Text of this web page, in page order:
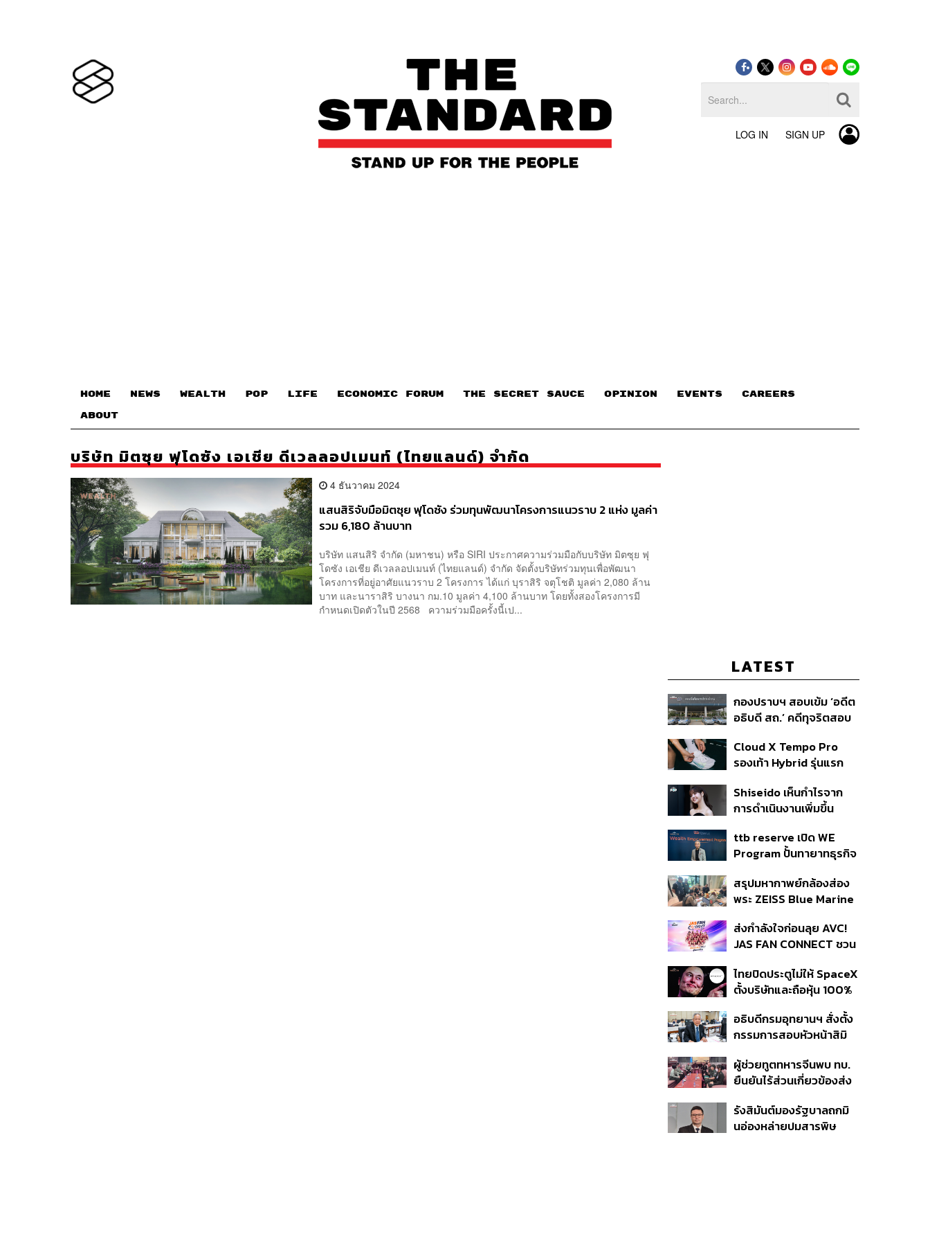
LOG IN SIGN UP
HOME NEWS WEALTH POP LIFE ECONOMIC FORUM THE SECRET SAUCE​ OPINION EVENTS CAREERS
ABOUT
บริษัท มิตซุย ฟุโดซัง เอเชีย ดีเวลลอปเมนท์ (ไทยแลนด์) จำกัด
4 ธันวาคม 2024
แสนสิริจับมือมิตซุย ฟุโดซัง ร่วมทุนพัฒนาโครงการแนวราบ 2 แห่ง มูลค่า
รวม 6,180 ล้านบาท
บริษัท แสนสิริ จำกัด (มหาชน) หรือ SIRI ประกาศความร่วมมือกับบริษัท มิตซุย ฟุ
โดซัง เอเชีย ดีเวลลอปเมนท์ (ไทยแลนด์) จำกัด จัดตั้งบริษัทร่วมทุนเพื่อพัฒนา
โครงการที่อยู่อาศัยแนวราบ 2 โครงการ ได้แก่ บุราสิริ จตุโชติ มูลค่า 2,080 ล้าน
บาท และนาราสิริ บางนา กม.10 มูลค่า 4,100 ล้านบาท โดยทั้งสองโครงการมี
กำหนดเปิดตัวในปี 2568 ความร่วมมือครั้งนี้เป...
LATEST
กองปราบฯ สอบเข้ม ‘อดีต
อธิบดี สถ.’ คดีทุจริตสอบ
จ่อชง ป.ป.ช. 12 ส.ค. นี้
Cloud X Tempo Pro
รองเท้า Hybrid รุ่นแรก
Shiseido เห็นกำไรจาก
การดำเนินงานเพิ่มขึ้น
ปี 2026
ttb reserve เปิด WE
Program ปั้นทายาทธุรกิจ
ตั้งเป้าขยายฐานลูกค้าแตะ
11,000 ราย ดัน AUM
ปีข้างหน้า
สรุปมหากาพย์กล้องส่อง
พระ ZEISS Blue Marine
สู่ข้อพิพาท ‘มาเวลล์ฯ’
ฟ้อง ‘โทน บางแค’ ผิดนัด
ส่งกำลังใจก่อนลุย AVC!
JAS FAN CONNECT ชวน
สาวทีมชาติไทย 15 ส.ค.นี้
ไทยปิดประตูไม่ให้ SpaceX
ตั้งบริษัทและถือหุ้น 100%
ต่ำเป็นเรื่องอธิปไตย ไม่
ยอมแลกในโต๊ะเจรจาการ
อธิบดีกรมอุทยานฯ สั่งตั้ง
กรรมการสอบหัวหน้าสิมิ
แรม ทั้งที่ประกาศห้ามค้าง
คืนตั้งแต่ปี 61
ผู้ช่วยทูตทหารจีนพบ ทบ.
ยืนยันไร้ส่วนเกี่ยวข้องส่ง
ชายแดน ย้ำจริงใจต่อไทย
หวังเห็นทางออกสันติวิธี
รังสิมันต์มองรัฐบาลถกมิ
นอ่องหล่ายปมสารพิษ